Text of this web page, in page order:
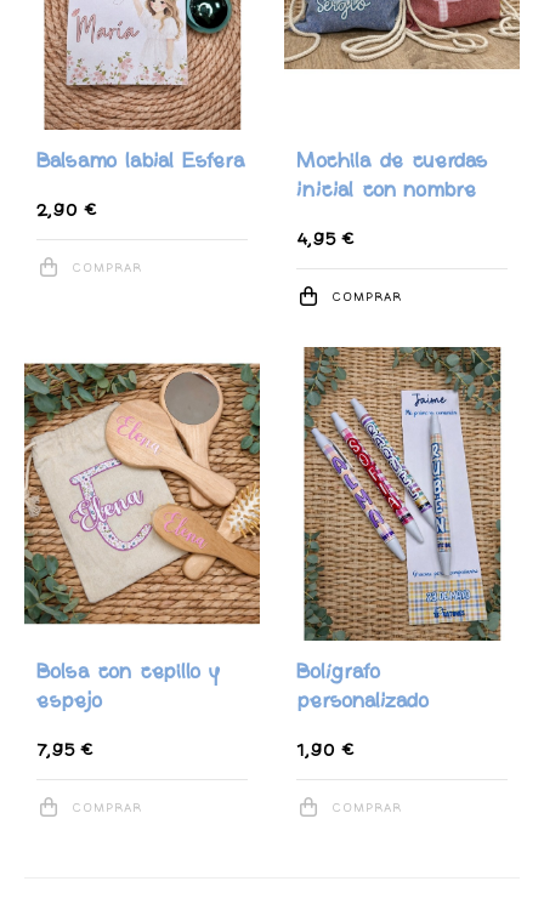
Balsamo labial Esfera
2,90 €
COMPRAR
Mochila de cuerdas
inicial con nombre
4,95 €
COMPRAR
Bolsa con cepillo y
espejo
7,95 €
COMPRAR
Bolígrafo
personalizado
1,90 €
COMPRAR